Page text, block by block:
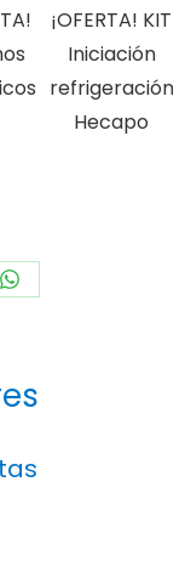
¡OFERTA! KIT
Iniciación
refrigeración
Hecapo